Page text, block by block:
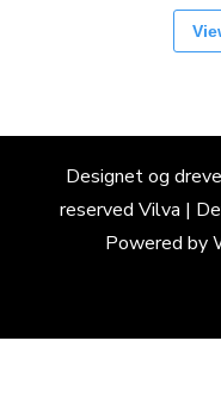
Designet og
reserved Vilva |
Powered by